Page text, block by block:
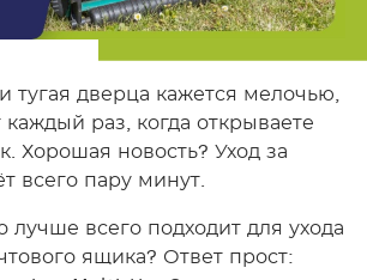
тугая дверца кажется мелочью,
раз, когда открываете
Хорошая новость? Уход за
всего пару минут.
лучше всего подходит для ухода
ящика? Ответ прост: